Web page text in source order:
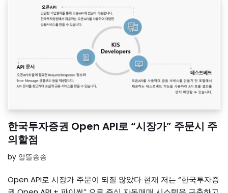
한국투자증권 Open API로 “시장가” 주문시 주
의할점
by 알뜰송송
Open API로 시장가 주문이 되질 않았다 현재 저는 “한국투자증